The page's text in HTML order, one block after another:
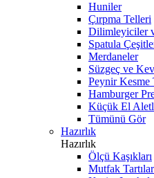
Huniler
Çırpma Telleri
Dilimleyiciler
Spatula
Merdaneler
Süzgeç ve
Peynir Kesme
Hamburger
Küçük El
Tümünü Gör
Hazırlık
Hazırlık
Ölçü Kaşıkları
Mutfak